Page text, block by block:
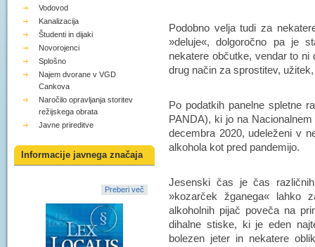
Vodovod
Kanalizacija
Študenti in dijaki
Novorojenci
Splošno
Najem dvorane v VGD
Cankova
Naročilo opravljanja storitev
režijskega obrata
Javne prireditve
Informacije javnega značaja
Preberi več
Podobno velja tudi za
»deluje«, dolgoročno pa je
nekatere občutke, vendar to ni
drug način za sprostitev,
Po podatkih panelne spletne
PANDA), ki jo na
decembra 2020, udeleženi v
alkohola kot pred pandemijo.
Jesenski čas je čas
»kozarček žganega« lahko
alkoholnih pijač poveča na
dihalne stiske, ki je eden
bolezen jeter in nekatere